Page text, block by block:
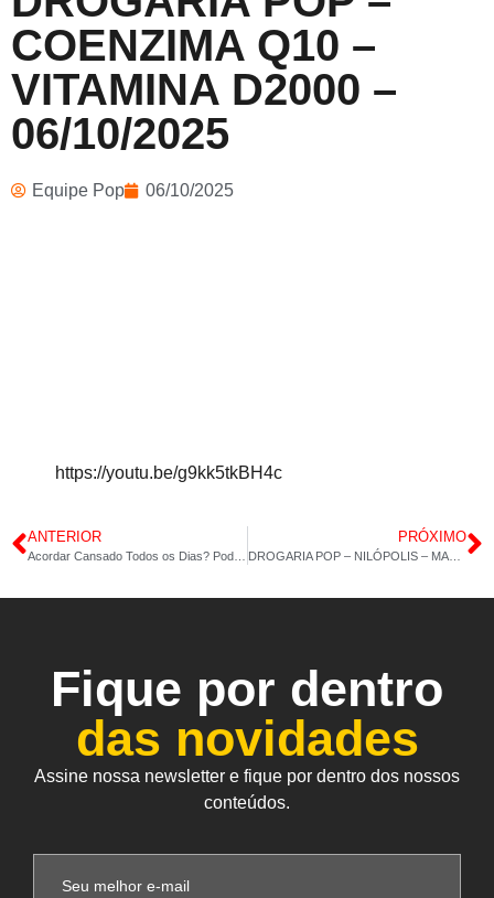
COENZIMA Q10 –
VITAMINA D2000 –
06/10/2025
Equipe Pop 06/10/2025
https://youtu.be/g9kk5tkBH4c
ANTERIOR PRÓXIMO
DROGARIA POP – NILÓPOLIS – MAGNÉSIO DIMALATO – CÁLCIO ULTRA MDK – 07/10/2025
Fique por dentro
das novidades
Assine nossa newsletter e fique por dentro dos nossos
conteúdos.